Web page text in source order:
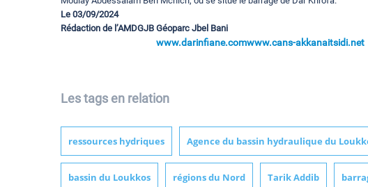
Le 03/09/2024
Rédaction de l’AMDGJB Géoparc Jbel Bani
www.darinfiane.comwww.cans-akkanaitsidi.net
Les tags en relation
ressources hydriques Agence du bassin hydraulique du
bassin du Loukkos régions du Nord Tarik Addib